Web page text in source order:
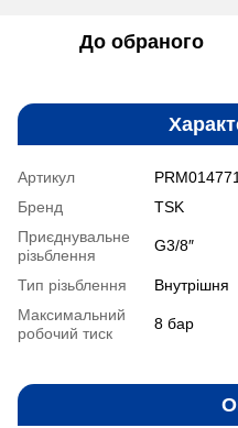
До обраного
Артикул
PRM014771
Бренд
TSK
Приєднувальне
різьблення
G3/8″
Тип різьблення
Внутрішня
Максимальний
робочий тиск
8 бар